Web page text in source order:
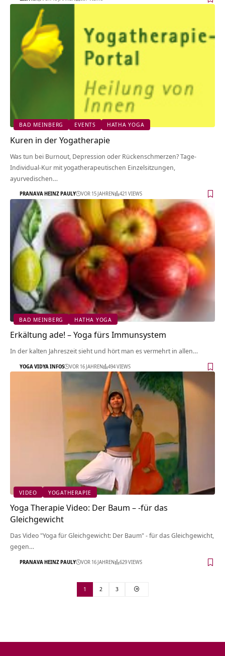
BAD MEINBERG EVENTS HATHA YOGA
Kuren in der Yogatherapie
Was tun bei Burnout, Depression oder Rückenschmerzen? Tage-
Individual-Kur mit yogatherapeutischen Einzelsitzungen,
ayurvedischen…
PRANAVA HEINZ PAULY VOR 15 JAHREN 421 VIEWS
BAD MEINBERG HATHA YOGA
Erkältung ade! – Yoga fürs Immunsystem
In der kalten Jahreszeit sieht und hört man es vermehrt in allen…
YOGA VIDYA INFOS VOR 16 JAHREN 494 VIEWS
VIDEO YOGATHERAPIE
Yoga Therapie Video: Der Baum – -für das
Gleichgewicht
Das Video "Yoga für Gleichgewicht: Der Baum" - für das Gleichgewicht,
gegen…
PRANAVA HEINZ PAULY VOR 16 JAHREN 629 VIEWS
1 2 3